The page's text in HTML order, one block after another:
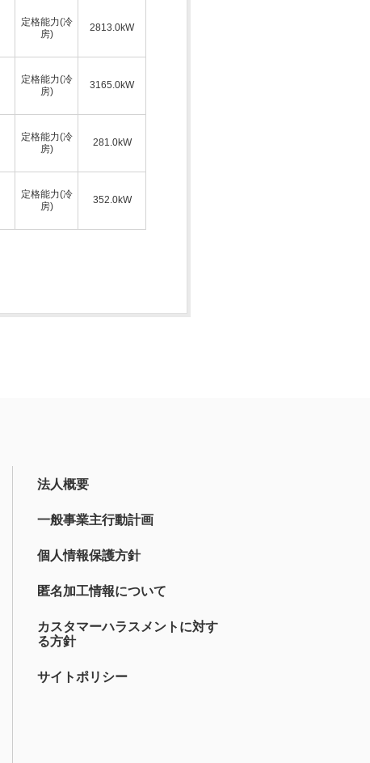
定格能力(冷
房)
2813.0kW
定格能力(冷
房)
3165.0kW
定格能力(冷
房)
281.0kW
定格能力(冷
房)
352.0kW
法人概要
一般事業主行動計画
個人情報保護方針
匿名加工情報について
カスタマーハラスメントに対す
る方針
サイトポリシー